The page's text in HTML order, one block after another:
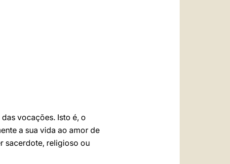
vocações. Isto é, o
a sua vida ao amor de
sacerdote, religioso ou